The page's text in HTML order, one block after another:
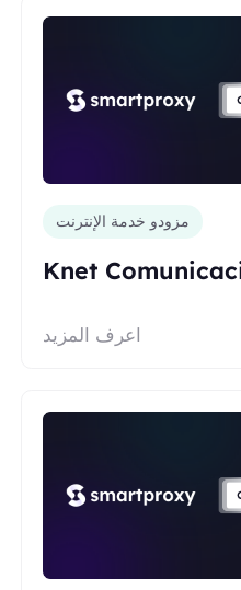
مزودو خدمة الإنترنت
Knet
اعرف المزيد